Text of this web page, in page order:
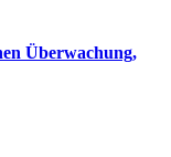
Überwachung,